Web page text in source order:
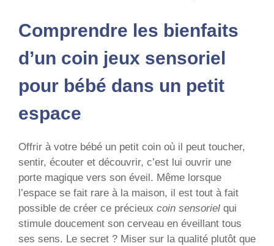
Comprendre les bienfaits
d’un coin jeux sensoriel
pour bébé dans un petit
espace
Offrir à votre bébé un petit coin où il peut toucher,
sentir, écouter et découvrir, c’est lui ouvrir une
porte magique vers son éveil. Même lorsque
l’espace se fait rare à la maison, il est tout à fait
possible de créer ce précieux coin sensoriel qui
stimule doucement son cerveau en éveillant tous
ses sens. Le secret ? Miser sur la qualité plutôt que